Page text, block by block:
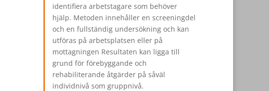
identifiera arbetstagare som behöver
hjälp. Metoden innehåller en screeningdel
och en fullständig undersökning och kan
utföras på arbetsplatsen eller på
mottagningen Resultaten kan ligga till
grund för förebyggande och
rehabiliterande åtgärder på såväl
individnivå som gruppnivå.